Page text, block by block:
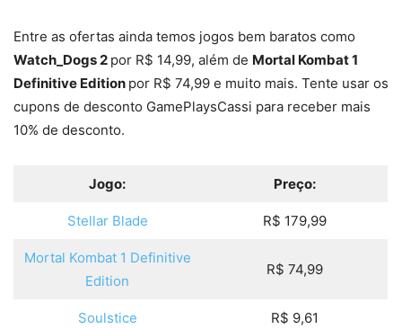
Entre as ofertas ainda temos jogos bem baratos como
Watch_Dogs 2 por R$ 14,99, além de Mortal Kombat 1
Definitive Edition por R$ 74,99 e muito mais. Tente usar os
cupons de desconto GamePlaysCassi para receber mais
10% de desconto.
Jogo: Preço:
Stellar Blade R$ 179,99
Mortal Kombat 1 Definitive
Edition
R$ 74,99
Soulstice R$ 9,61